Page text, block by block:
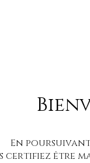
with you
to You !
En
certifiez être